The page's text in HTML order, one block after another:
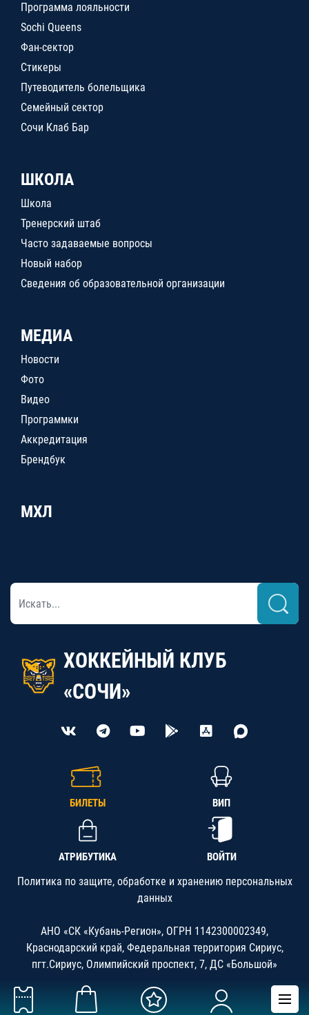
Программа лояльности
Sochi Queens
Фан-сектор
Стикеры
Путеводитель болельщика
Семейный сектор
Сочи Клаб Бар
ШКОЛА
Школа
Тренерский штаб
Часто задаваемые вопросы
Новый набор
Сведения об образовательной организации
МЕДИА
Новости
Фото
Видео
Программки
Аккредитация
Брендбук
МХЛ
ХОККЕЙНЫЙ КЛУБ
«СОЧИ»
БИЛЕТЫ ВИП
АТРИБУТИКА ВОЙТИ
Политика по защите, обработке и хранению персональных
данных
АНО «СК «Кубань-Регион», ОГРН 1142300002349,
Краснодарский край, Федеральная территория Сириус,
пгт.Сириус, Олимпийский проспект, 7, ДС «Большой»